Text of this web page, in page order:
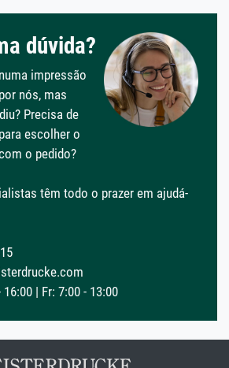
dúvida?
impressão
nós, mas
Precisa de
escolher o
o pedido?
têm todo o prazer em ajudá-
| Fr: 7:00 - 13:00